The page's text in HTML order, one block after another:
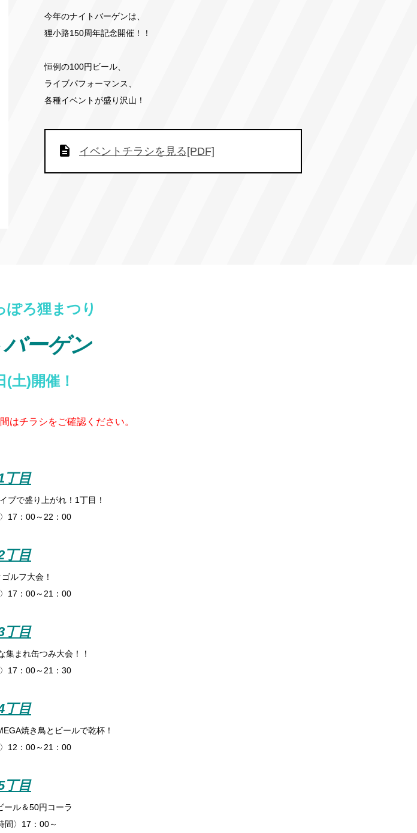
今年のナイトバーゲンは、
狸小路150周年記念開催！！
恒例の100円ビール、
ライブパフォーマンス、
各種イベントが盛り沢山！
イベントチラシを見る[PDF]
ぽろ狸まつり
ーゲン
(土)開催！
はチラシをご確認ください。
丁目
ブで盛り上がれ！1丁目！
〉17：00～22：00
丁目
ルフ大会！
〉17：00～21：00
丁目
集まれ缶つみ大会！！
〉17：00～21：30
丁目
焼き鳥とビールで乾杯！
〉12：00～21：00
丁目
ール＆50円コーラ
間〉17：00～